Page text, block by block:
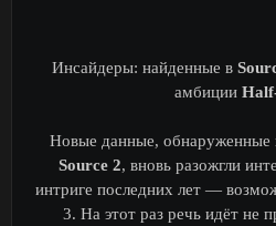
а
Инсайдеры: найденные в
амбиции
Новые данные, обнаруженные
Source 2, вновь разожгли
интриге последних лет —
3. На этот раз речь идёт не